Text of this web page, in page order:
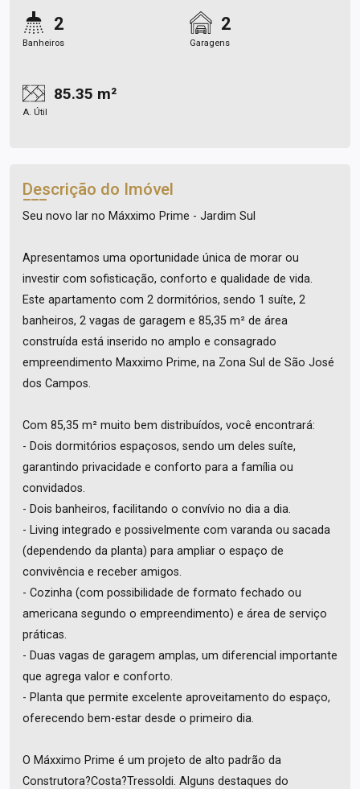
2
Banheiros
2
Garagens
85.35 m²
A. Útil
Descrição do Imóvel
Seu novo lar no Máxximo Prime - Jardim Sul
Apresentamos uma oportunidade única de morar ou
investir com sofisticação, conforto e qualidade de vida.
Este apartamento com 2 dormitórios, sendo 1 suíte, 2
banheiros, 2 vagas de garagem e 85,35 m² de área
construída está inserido no amplo e consagrado
empreendimento Maxximo Prime, na Zona Sul de São José
dos Campos.
Com 85,35 m² muito bem distribuídos, você encontrará:
- Dois dormitórios espaçosos, sendo um deles suíte,
garantindo privacidade e conforto para a família ou
convidados.
- Dois banheiros, facilitando o convívio no dia a dia.
- Living integrado e possivelmente com varanda ou sacada
(dependendo da planta) para ampliar o espaço de
convivência e receber amigos.
- Cozinha (com possibilidade de formato fechado ou
americana segundo o empreendimento) e área de serviço
práticas.
- Duas vagas de garagem amplas, um diferencial importante
que agrega valor e conforto.
- Planta que permite excelente aproveitamento do espaço,
oferecendo bem-estar desde o primeiro dia.
O Máxximo Prime é um projeto de alto padrão da
Construtora?Costa?Tressoldi. Alguns destaques do